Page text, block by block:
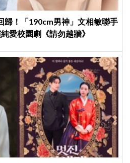
歸！「190cm男神」文相敏聯手
愛校園劇《請勿越牆》